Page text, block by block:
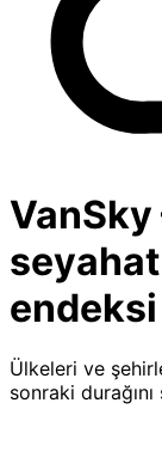
endeksi
Ülkeleri ve
sonraki durağını